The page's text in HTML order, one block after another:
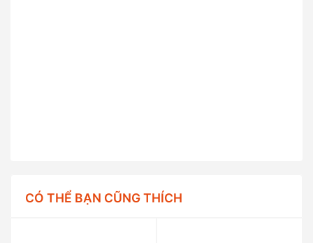
CÓ THỂ BẠN CŨNG THÍCH